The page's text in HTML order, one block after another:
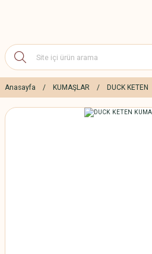
Anasayfa KUMAŞLAR DUCK KETEN